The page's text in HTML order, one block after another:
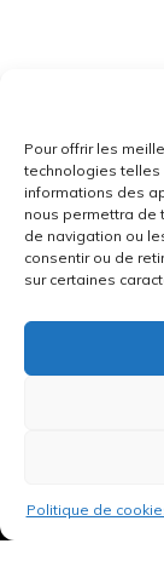
Pour offrir les
technologies telles
informations des
nous permettra de
de navigation ou
consentir ou de
sur certaines
Politique de